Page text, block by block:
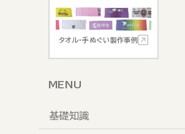
タオル・手ぬぐい製作事例
MENU
基礎知識